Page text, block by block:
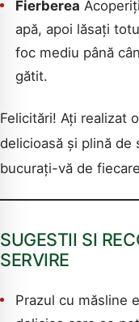
Fierberea
apă, apoi lăsați
foc mediu până
gătit.
Felicitări! Ați realizat
delicioasă și plină de
bucurați-vă de
SUGESTII SI
SERVIRE
Prazul cu măsline